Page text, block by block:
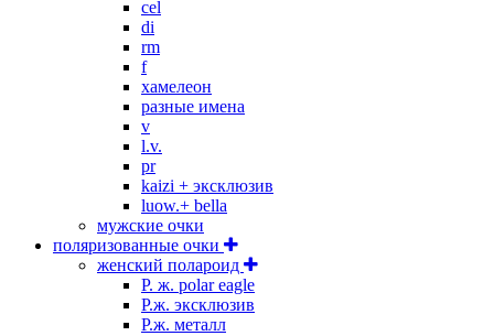
cel
di
rm
f
хамелеон
разные имена
v
l.v.
pr
kaizi + эксклюзив
luow.+ bella
мужские очки
поляризованные очки
женский полароид
P. ж. polar eagle
P.ж. эксклюзив
Р.ж. металл